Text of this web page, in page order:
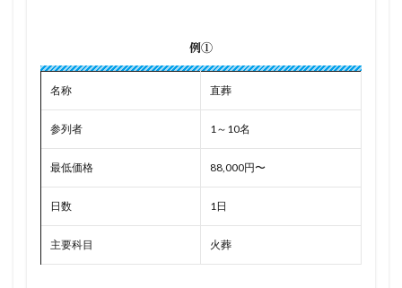
例①
名称 直葬
参列者 1～10名
最低価格 88,000円〜
日数 1日
主要科目 火葬